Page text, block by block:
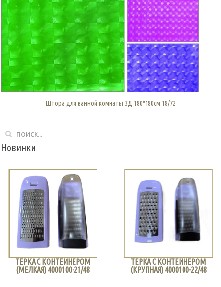
Штора для ванной комнаты 3Д 180*180см 18/72
Новинки
ТЕРКА С КОНТЕЙНЕРОМ
(МЕЛКАЯ) 4000100-21/48
ТЕРКА С КОНТЕЙНЕРОМ
(КРУПНАЯ) 4000100-22/48